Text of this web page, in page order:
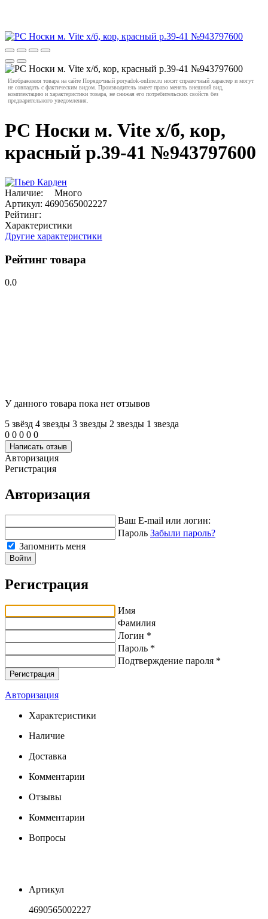
Изображения товара на сайте Порядочный poryadok-online.ru носят справочный характер и могут
не совпадать с фактическим видом. Производитель имеет право менять внешний вид,
комплектацию и характеристики товара, не снижая его потребительских свойств без
предварительного уведомления.
PC Носки м. Vite х/б, кор,
красный р.39-41 №943797600
Наличие:
Много
Артикул: 4690565002227
Рейтинг:
Характеристики
Другие характеристики
Рейтинг товара
0.0
У данного товара пока нет отзывов
5 звёзд 4 звeзды 3 звeзды 2 звeзды 1 звeзда
0 0 0 0 0
Написать отзыв
Авторизация
Регистрация
Авторизация
Ваш E-mail или логин:
Пароль Забыли пароль?
Запомнить меня
Войти
Регистрация
Имя
Фамилия
Логин *
Пароль *
Подтверждение пароля *
Авторизация
Характеристики
Наличие
Доставка
Комментарии
Отзывы
Комментарии
Вопросы
Артикул
4690565002227